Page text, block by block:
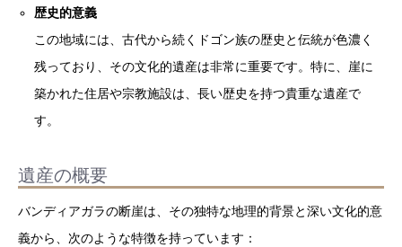
歴史的意義
この地域には、古代から続くドゴン族の歴史と伝統が色濃く
残っており、その文化的遺産は非常に重要です。特に、崖に
築かれた住居や宗教施設は、長い歴史を持つ貴重な遺産で
す。
遺産の概要
バンディアガラの断崖は、その独特な地理的背景と深い文化的意
義から、次のような特徴を持っています：